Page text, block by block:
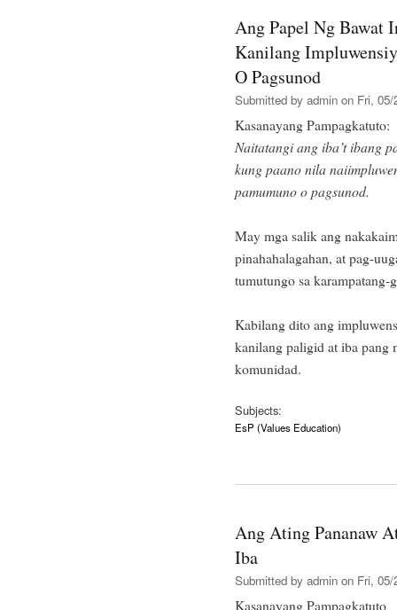
Ang Papel Ng Bawat
Kanilang
O Pagsunod
Submitted by admin on Fri, 05/
Kasanayang Pampagkatuto:
Naitatangi ang iba’t ibang
kung paano nila
pamumuno o pagsunod.
May mga salik ang
pinahahalagahan, at pag-
tumutungo sa karampatang-
Kabilang dito ang
kanilang paligid at iba pang
komunidad.
Subjects:
EsP (Values Education)
Ang Ating Pananaw
Iba
Submitted by admin on Fri, 05/
Kasanayang Pampagkatuto